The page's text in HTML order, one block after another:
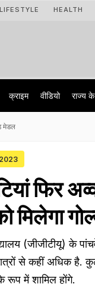
LIFESTYLE HEALTH
क्राइम वीडियो राज्‍य के
मेडल
फिर
मिलेगा
(जीजीटीयू) के
से कहीं अधिक है.
रूप में शामिल होंगे.